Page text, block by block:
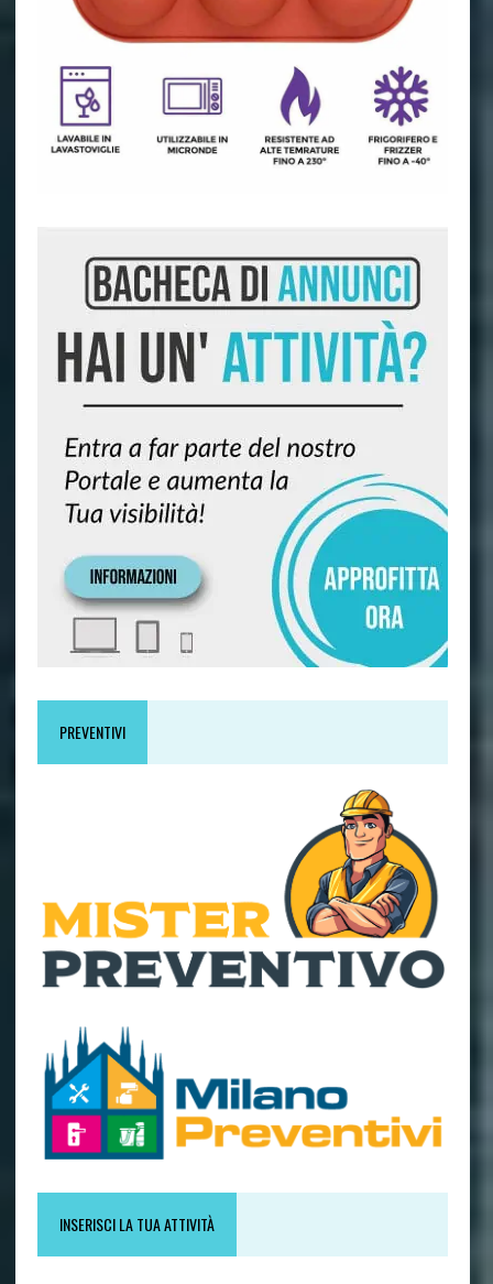
PREVENTIVI
INSERISCI LA TUA ATTIVITÀ